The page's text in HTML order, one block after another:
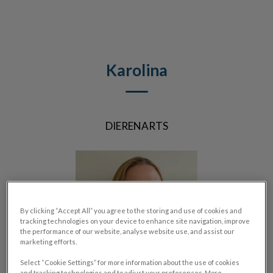
Karolina
DIERENARTS
By clicking “Accept All” you agree to the storing and use of cookies and
tracking technologies on your device to enhance site navigation, improve
the performance of our website, analyse website use, and assist our
marketing efforts.
Select “Cookie Settings” for more information about the use of cookies